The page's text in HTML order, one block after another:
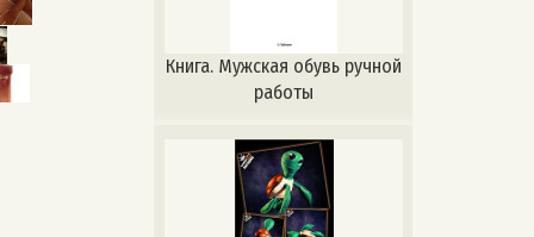
Книга. Мужская обувь ручной
работы